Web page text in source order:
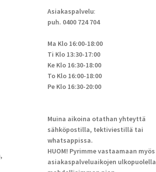
Asiakaspalvelu:
puh. 0400 724 704
Ma Klo 16:00-18:00
Ti Klo 13:30-17:00
Ke Klo 16:30-18:00
To Klo 16:00-18:00
Pe Klo 16:30-20:00
Muina aikoina otathan yhteyttä
sähköpostilla, tektiviestillä tai
whatsappissa.
HUOM! Pyrimme vastaamaan myös
asiakaspalveluaikojen ulkopuolella